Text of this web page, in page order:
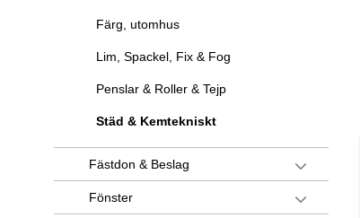
Färg, utomhus
Lim, Spackel, Fix & Fog
Penslar & Roller & Tejp
Städ & Kemtekniskt
Fästdon & Beslag
Fönster